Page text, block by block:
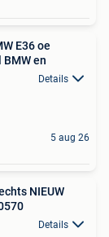
E36 oe
en
Details
5 aug 26
NIEUW
Details